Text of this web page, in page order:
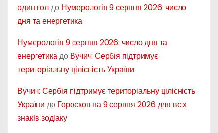
один голдо Нумерологія 9 серпня 2026: число
дня та енергетика
Нумерологія 9 серпня 2026: число дня та
енергетикадо Вучич: Сербія підтримує
територіальну цілісність України
Вучич: Сербія підтримує територіальну цілісність
України до Гороскоп на 9 серпня 2026 для всіх
знаків зодіаку